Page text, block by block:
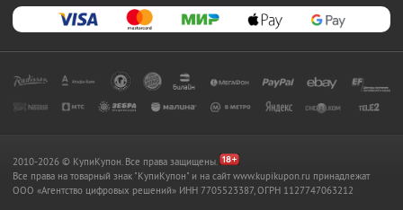
2010-2026 © КупиКупон. Все права защищены.
Все права на товарный знак "КупиКупон" и на сайт www.kupikupon.ru принадлежат
OOO «Агентство цифровых решений» ИНН 7705523387, ОГРН 1127747063212